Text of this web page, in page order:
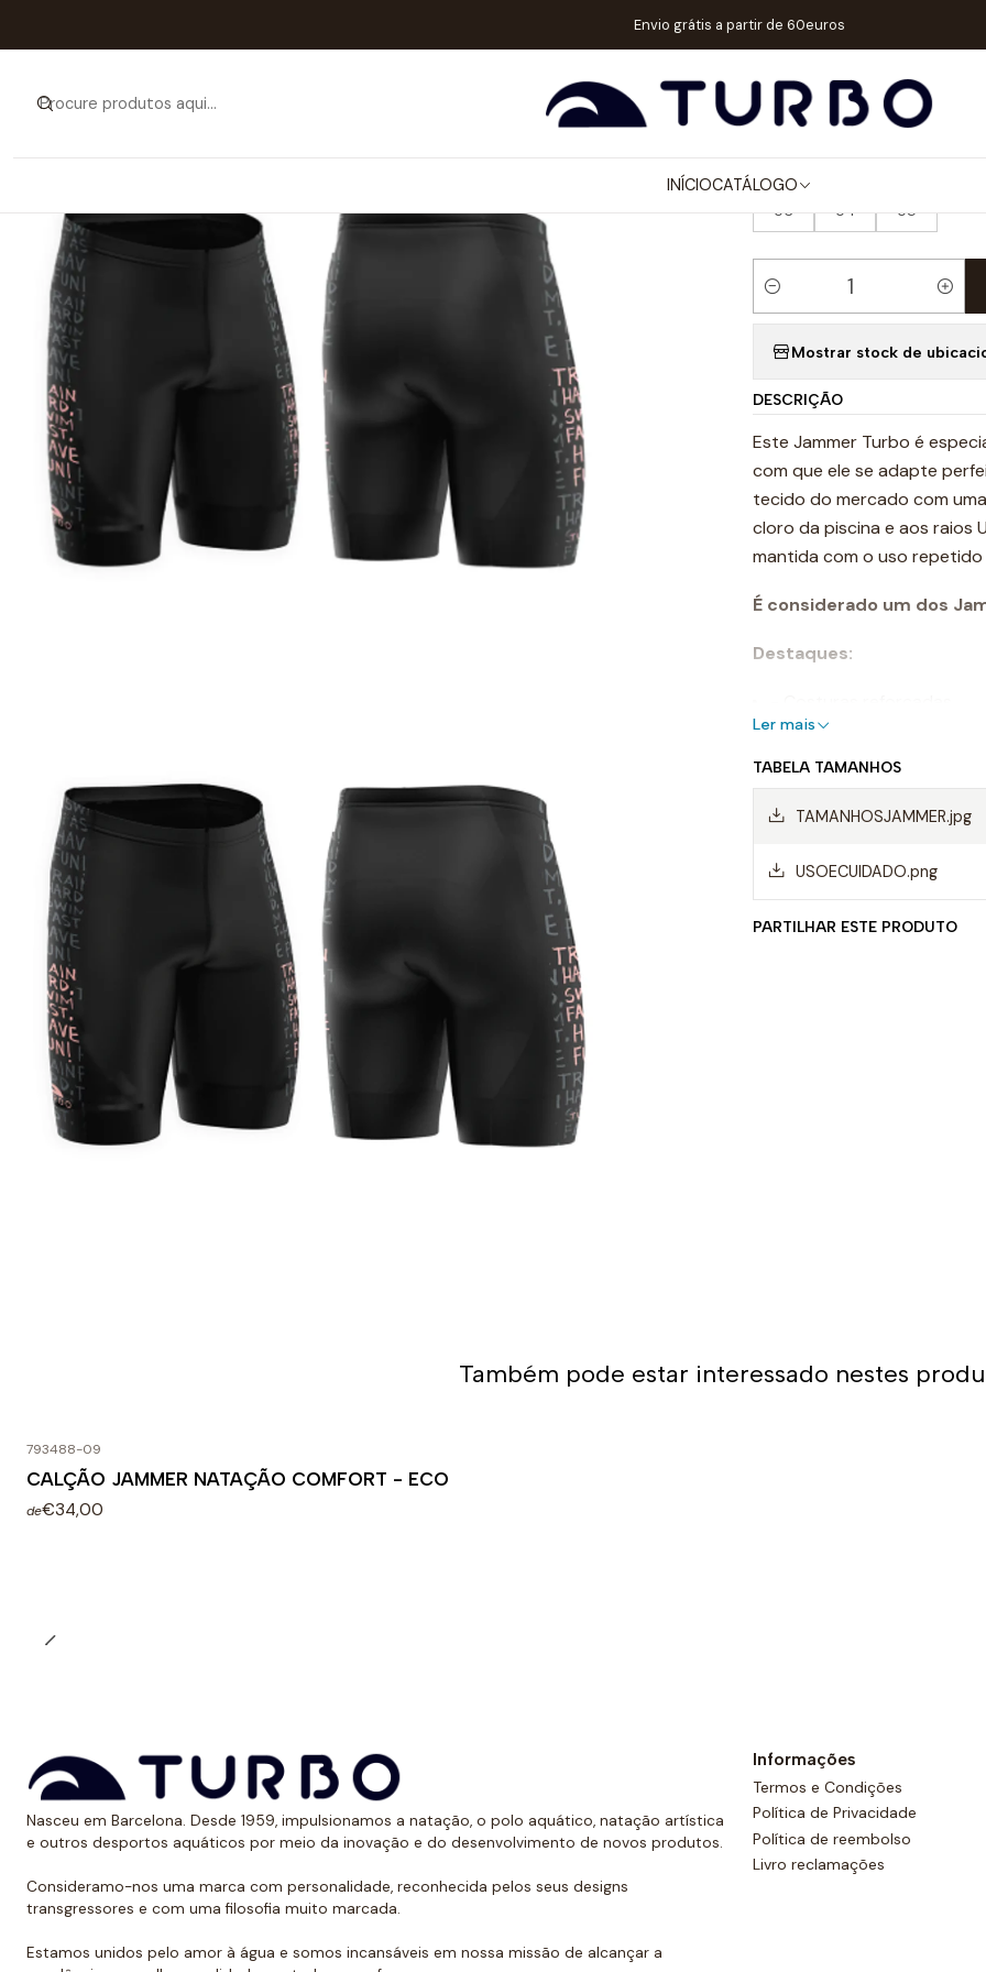
INÍCIOCATÁLOGO
Envio grátis a partir de 60euros
HOMEM / MENINO CALÇÕES JAMMER CALÇÃO JAMMER
CALÇÃO
TAMANHOS MENINO POLO
03 04 05
Quantidade
Mostrar stock de
DESCRIÇÃO
Este Jammer Turbo é
com que ele se adapte
tecido do mercado com
cloro da piscina e aos raios
mantida com o uso
É considerado um dos
Destaques:
- Cordão ajustável
- Forro frontal parcial
- Comprimento lateral:
- Resistente ao cloro
- Composição: 55%
Uso recomendado:
Ler mais
TABELA TAMANHOS
TAMANHOSJAMMER.jpg
USOECUIDADO.png
PARTILHAR ESTE PRODUTO
Também pode estar interessado nestes
793488-09
CALÇÃO JAMMER NATAÇÃO COMFORT - ECO
de€34,00
Nasceu em Barcelona. Desde 1959, impulsionamos a natação, o polo aquático, natação artística
e outros desportos aquáticos por meio da inovação e do desenvolvimento de novos produtos.
Consideramo-nos uma marca com personalidade, reconhecida pelos seus designs
transgressores e com uma filosofia muito marcada.
Estamos unidos pelo amor à água e somos incansáveis em nossa missão de alcançar a
Informações
Termos e Condições
Política de Privacidade
Política de reembolso
Livro reclamações